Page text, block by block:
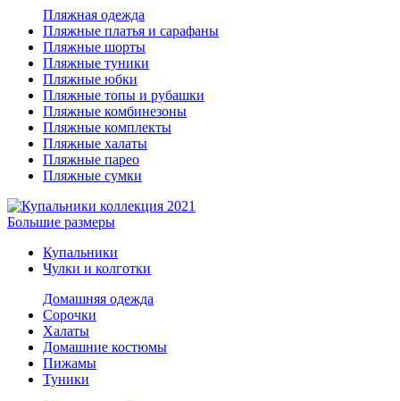
Пляжная одежда
Пляжные платья и сарафаны
Пляжные шорты
Пляжные туники
Пляжные юбки
Пляжные топы и рубашки
Пляжные комбинезоны
Пляжные комплекты
Пляжные халаты
Пляжные парео
Пляжные сумки
Большие размеры
Купальники
Чулки и колготки
Домашняя одежда
Сорочки
Халаты
Домашние костюмы
Пижамы
Туники